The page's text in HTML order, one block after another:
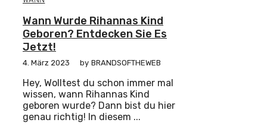
Wann Wurde Rihannas Kind
Geboren? Entdecken Sie Es
Jetzt!
4. März 2023 by BRANDSOFTHEWEB
Hey, Wolltest du schon immer mal
wissen, wann Rihannas Kind
geboren wurde? Dann bist du hier
genau richtig! In diesem ...